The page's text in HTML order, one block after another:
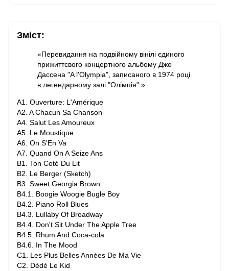
Зміст:
«Перевидання на подвійному вінілі єдиного
прижиттєвого концертного альбому Джо
Дассена "A l'Olympia", записаного в 1974 році
в легендарному залі "Олімпія".»
A1. Ouverture: L'Amérique
A2. A Chacun Sa Chanson
A4. Salut Les Amoureux
A5. Le Moustique
A6. On S'En Va
A7. Quand On A Seize Ans
B1. Ton Coté Du Lit
B2. Le Berger (Sketch)
B3. Sweet Georgia Brown
B4.1. Boogie Woogie Bugle Boy
B4.2. Piano Roll Blues
B4.3. Lullaby Of Broadway
B4.4. Don't Sit Under The Apple Tree
B4.5. Rhum And Coca-cola
B4.6. In The Mood
C1. Les Plus Belles Années De Ma Vie
C2. Dédé Le Kid